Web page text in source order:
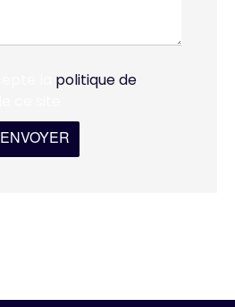
politique de
ENVOYER